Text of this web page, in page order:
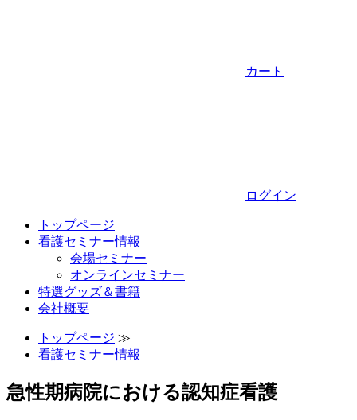
カート
ログイン
トップページ
看護セミナー情報
会場セミナー
オンラインセミナー
特選グッズ＆書籍
会社概要
トップページ ≫
看護セミナー情報
急性期病院における認知症看護